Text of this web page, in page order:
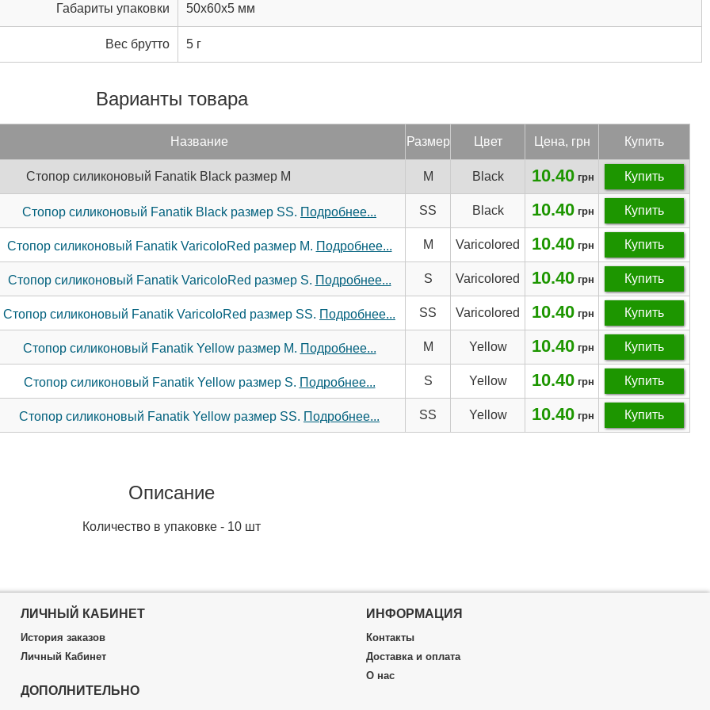
Габариты упаковки 50x60x5 мм
Вес брутто 5 г
Варианты товара
Название Раз­мер Цвет Цена, грн Купить
Стопор силиконовый Fanatik Black размер M M Black 10.40 грн Купить
Стопор силиконовый Fanatik Black размер SS. Подробнее... SS Black 10.40 грн Купить
Стопор силиконовый Fanatik VaricoloRed размер M. Подробнее... M Varicolored 10.40 грн Купить
Стопор силиконовый Fanatik VaricoloRed размер S. Подробнее... S Varicolored 10.40 грн Купить
Стопор силиконовый Fanatik VaricoloRed размер SS. Подробнее... SS Varicolored 10.40 грн Купить
Стопор силиконовый Fanatik Yellow размер M. Подробнее... M Yellow 10.40 грн Купить
Стопор силиконовый Fanatik Yellow размер S. Подробнее... S Yellow 10.40 грн Купить
Стопор силиконовый Fanatik Yellow размер SS. Подробнее... SS Yellow 10.40 грн Купить
Описание
Количество в упаковке - 10 шт
ЛИЧНЫЙ КАБИНЕТ
История заказов
Личный Кабинет
ДОПОЛНИТЕЛЬНО
ИНФОРМАЦИЯ
Контакты
Доставка и оплата
О нас